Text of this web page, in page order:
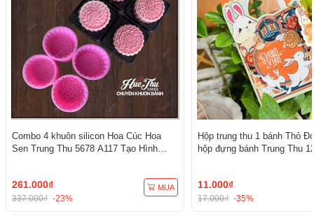
Combo 4 khuôn silicon Hoa Cúc Hoa
Sen Trung Thu 5678 A117 Tạo Hình
261.000₫
337.000₫ -23%
MUA
Hộp trung thu 1 bánh Thỏ
hộp đựng bánh Trung Thu
11.000₫
17.000₫ -35%